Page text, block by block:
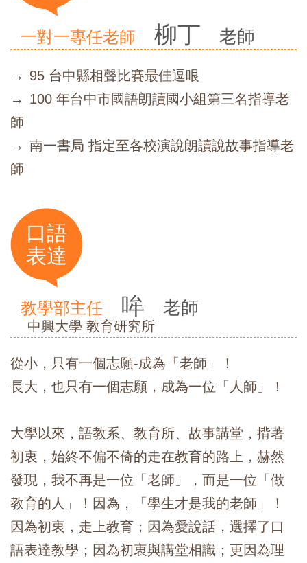
一對一專任老師 柳丁 老師
95 台中縣相聲比賽最佳逗哏
100 年台中市國語朗讀國小組第三名指導老
師
南一書局 指定至各校演說朗讀說故事指導老
師
口語
表達
教學部主任 哞 老師
中興大學 教育研究所
從小，只有一個志願-成為「老師」！
長大，也只有一個志願，成為一位「人師」！
大學以來，語教系、教育所、故事講堂，揹著
初衷，始終不偏不倚的走在教育的路上，赫然
發現，我不再是一位「老師」，而是一位「做
教育的人」！因為，「學生才是我的老師」！
因為初衷，走上教育；因為愛說話，選擇了口
語表達教學；因為初衷與講堂相識；更因為理